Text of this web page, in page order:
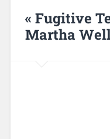
« Fugitive
Martha